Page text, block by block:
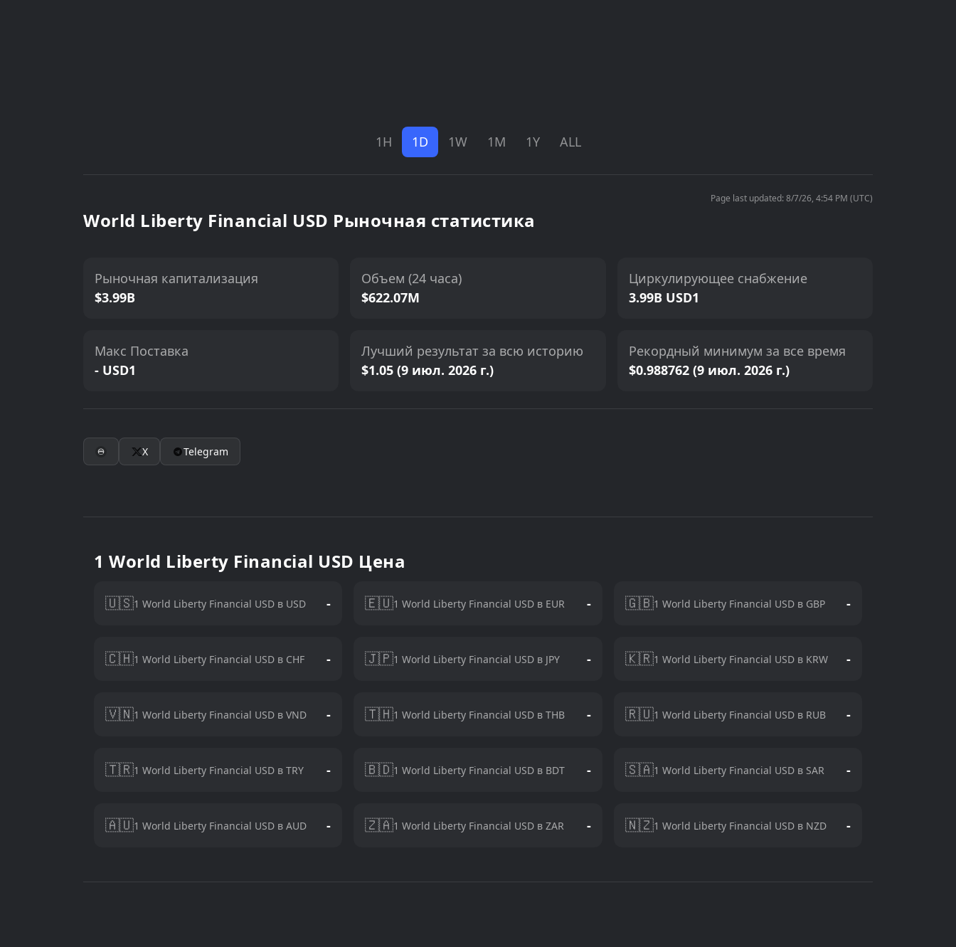
1H 1D 1W 1M 1Y ALL
Page last updated: 8/7/26, 4:54 PM (UTC)
World Liberty Financial USD Рыночная статистика
Рыночная капитализация
$3.99B
Объем (24 часа)
$622.07M
Циркулирующее снабжение
3.99B USD1
Макс Поставка
- USD1
Лучший результат за всю историю
$1.05 (9 июл. 2026 г.)
Рекордный минимум за все время
$0.988762 (9 июл. 2026 г.)
X Telegram
1 World Liberty Financial USD Цена
🇺🇸1 World Liberty Financial USD в USD - 🇪🇺1 World Liberty Financial USD в EUR - 🇬🇧1 World Liberty Financial USD в GBP -
🇨🇭1 World Liberty Financial USD в CHF - 🇯🇵1 World Liberty Financial USD в JPY - 🇰🇷1 World Liberty Financial USD в KRW -
🇻🇳1 World Liberty Financial USD в VND - 🇹🇭1 World Liberty Financial USD в THB - 🇷🇺1 World Liberty Financial USD в RUB -
🇹🇷1 World Liberty Financial USD в TRY - 🇧🇩1 World Liberty Financial USD в BDT - 🇸🇦1 World Liberty Financial USD в SAR -
🇦🇺1 World Liberty Financial USD в AUD - 🇿🇦1 World Liberty Financial USD в ZAR - 🇳🇿1 World Liberty Financial USD в NZD -